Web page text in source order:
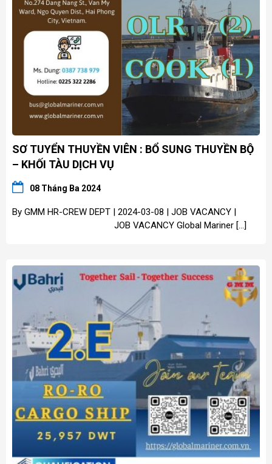
SƠ TUYỂN THUYỀN VIÊN : BỔ SUNG THUYỀN BỘ
– KHỐI TÀU DỊCH VỤ
08 Tháng Ba 2024
By GMM HR-CREW DEPT | 2024-03-08 | JOB VACANCY |
JOB VACANCY Global Mariner […]